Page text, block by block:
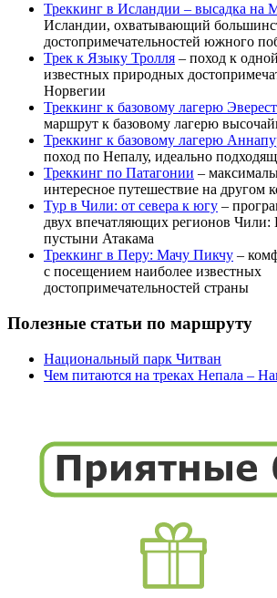
Треккинг в Исландии – высадка на
Исландии, охватывающий
достопримечательностей южного
Трек к Языку Тролля – поход к
известных природных
Норвегии
Треккинг к базовому лагерю
маршрут к базовому лагерю
Треккинг к базовому лагерю
поход по Непалу, идеально
Треккинг по Патагонии –
интересное путешествие на другом
Тур в Чили: от севера к югу –
двух впечатляющих регионов Чили:
пустыни Атакама
Треккинг в Перу: Мачу Пикчу –
с посещением наиболее известных
достопримечательностей страны
Полезные статьи по маршруту
Национальный парк Читван
Чем питаются на треках Непала –